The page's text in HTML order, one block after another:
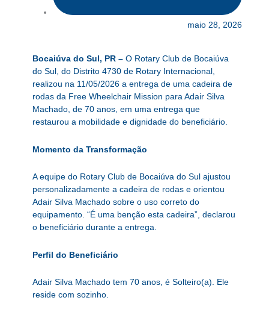
maio 28, 2026
Bocaiúva do Sul, PR –O Rotary Club de Bocaiúva
do Sul, do Distrito 4730 de Rotary Internacional,
realizou na 11/05/2026 a entrega de uma cadeira de
rodas da Free Wheelchair Mission para Adair Silva
Machado, de 70 anos, em uma entrega que
restaurou a mobilidade e dignidade do beneficiário.
Momento da Transformação
A equipe do Rotary Club de Bocaiúva do Sul ajustou
personalizadamente a cadeira de rodas e orientou
Adair Silva Machado sobre o uso correto do
equipamento. “É uma benção esta cadeira”, declarou
o beneficiário durante a entrega.
Perfil do Beneficiário
Adair Silva Machado tem 70 anos, é Solteiro(a). Ele
reside com sozinho.